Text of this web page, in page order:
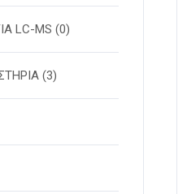
LC-MS (0)
(3)